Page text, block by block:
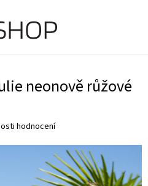
neonově růžové
hodnocení